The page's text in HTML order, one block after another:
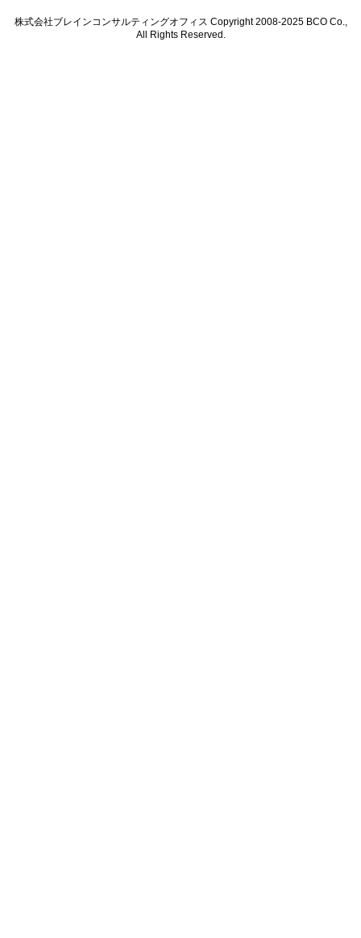
株式会社ブレインコンサルティングオフィス Copyright 2008-2025 BCO Co.,
All Rights Reserved.